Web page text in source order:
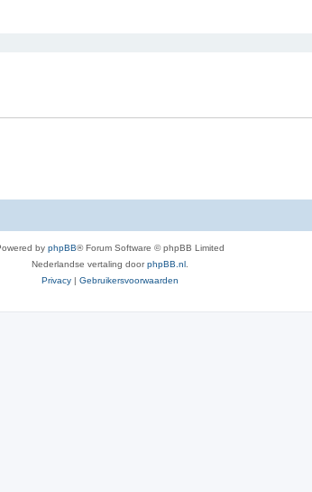
r
by phpBB® Forum Software © phpBB Limited
Nederlandse vertaling doorphpBB.nl
Privacy | Gebruikersvoorwaarden